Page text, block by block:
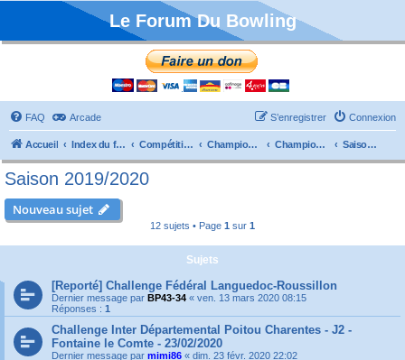
Le Forum Du Bowling
FAQ Arcade Connexion
S’enregistrer
Accueil Index du forum Compétitions Championnats de France Championnat Départemental Saison 2019/2020
Saison 2019/2020
Nouveau sujet
12 sujets • Page 1 sur 1
Sujets
[Reporté] Challenge Fédéral Languedoc-Roussillon
Dernier message par BP43-34 « ven. 13 mars 2020 08:15
Réponses : 1
Challenge Inter Départemental Poitou Charentes - J2 -
Fontaine le Comte - 23/02/2020
Dernier message par mimi86 « dim. 23 févr. 2020 22:02